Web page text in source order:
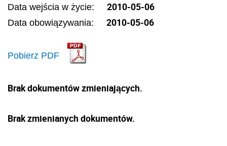
Data wejścia w życie: 2010-05-06
Data obowiązywania: 2010-05-06
Pobierz PDF
Brak dokumentów zmieniających.
Brak zmienianych dokumentów.